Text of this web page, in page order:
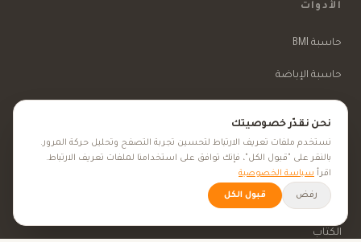
الأدوات
حاسبة BMI
حاسبة الإباضة
عن فيتاميناتي
من نحن
الكتّاب
نحن نقدّر خصوصيتك
نستخدم ملفات تعريف الارتباط لتحسين تجربة التصفح وتحليل حركة المرور.
بالنقر على "قبول الكل"، فإنك توافق على استخدامنا لملفات تعريف الارتباط.
اقرأ سياسة الخصوصية
رفض قبول الكل